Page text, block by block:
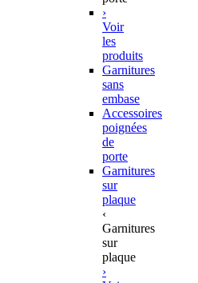
›
Voir
les
produits
Garnitures
sans
embase
Accessoires
poignées
de
porte
Garnitures
sur
plaque
‹
Garnitures
sur
plaque
›